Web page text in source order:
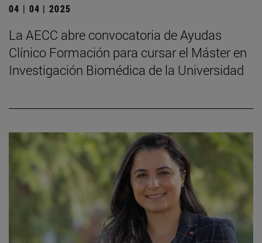
04 | 04 | 2025
La AECC abre convocatoria de Ayudas
Clínico Formación para cursar el Máster en
Investigación Biomédica de la Universidad